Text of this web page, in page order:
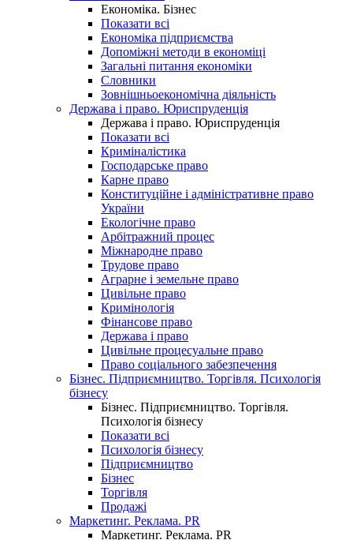
Економіка. Бізнес
Показати всі
Економіка підприємства
Допоміжні методи в економіці
Загальні питання економіки
Словники
Зовнішньоекономічна діяльність
Держава і право. Юриспруденція
Держава і право. Юриспруденція
Показати всі
Криміналістика
Господарське право
Карне право
Конституційне і адміністративне право
України
Екологічне право
Арбітражний процес
Міжнародне право
Трудове право
Аграрне і земельне право
Цивільне право
Кримінологія
Фінансове право
Держава і право
Цивільне процесуальне право
Право соціального забезпечення
Бізнес. Підприємництво. Торгівля. Психологія
бізнесу
Бізнес. Підприємництво. Торгівля.
Психологія бізнесу
Показати всі
Психологія бізнесу
Підприємництво
Бізнес
Торгівля
Продажі
Маркетинг. Реклама. PR
Маркетинг. Реклама. PR